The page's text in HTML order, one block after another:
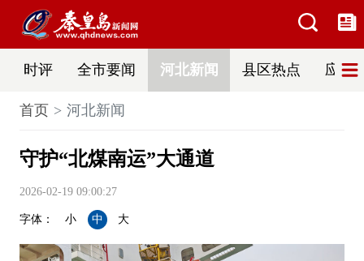
时评 全市要闻 河北新闻 县区热点 应急
首页 河北新闻
守护“北煤南运”大通道
2026-02-19 09:00:27
字体： 小 中 大